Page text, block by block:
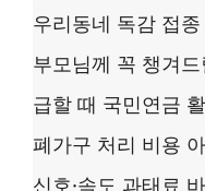
우리동네 독감 접
부모님께 꼭 챙겨
급할 때 국민연금
폐가구 처리 비용
신호·속도 과태료